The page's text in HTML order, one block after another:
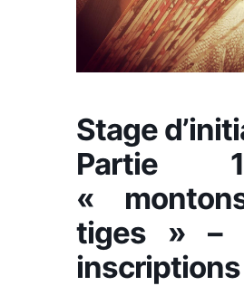
Stage
Partie
«
tiges » –
inscriptions